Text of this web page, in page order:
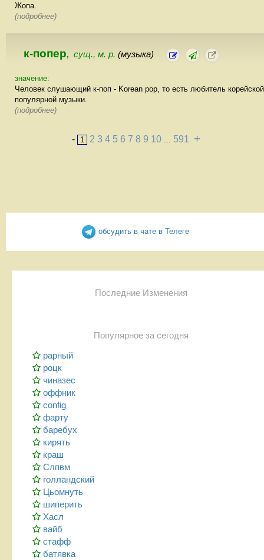
Жопа.
(подробнее)
к-попер, сущ., м. р. (музыка)
значение:
Человек слушающий к-поп - Korean pop, то есть любитель корейской
популярной музыки.
(подробнее)
- 1 2 3 4 5 6 7 8 9 10 591 +
обсудить в чате в Телеге
Последние Изменения
Популярное за сегодня
рарный
роцк
чиназес
оффник
config
фарту
баребух
кирять
краш
Слпвм
голландский
Цьомнуть
шиперить
Хасл
вайб
стафф
батявка